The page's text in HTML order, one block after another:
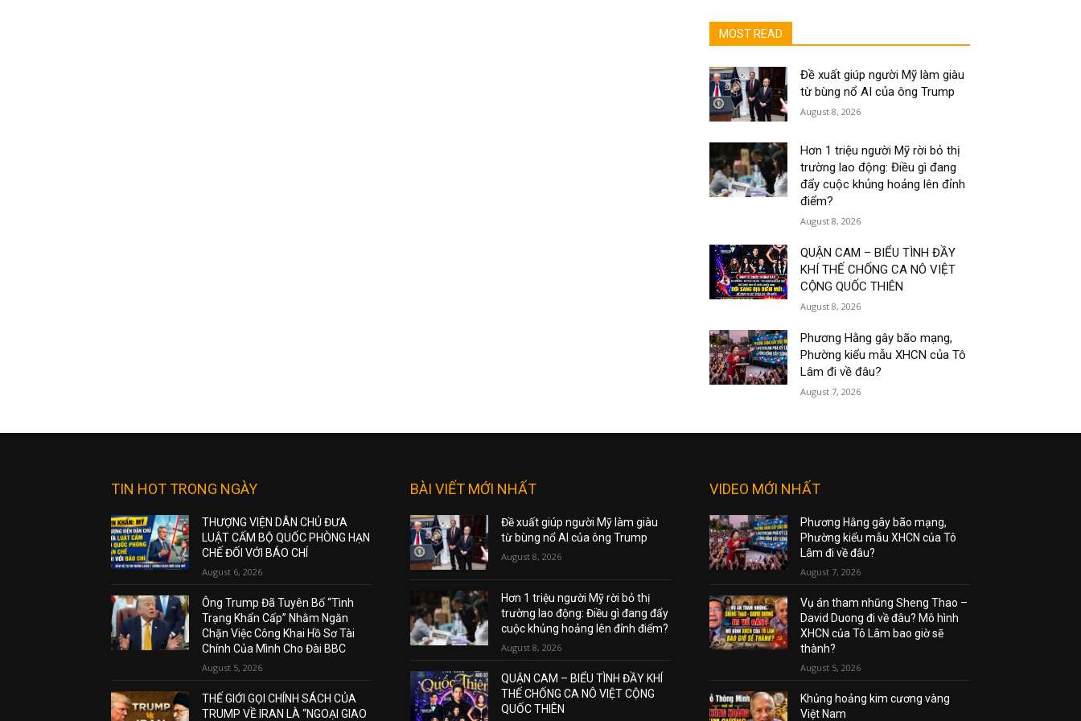
MOST READ
Đề xuất giúp người Mỹ làm giàu
từ bùng nổ AI của ông Trump
August 8, 2026
Hơn 1 triệu người Mỹ rời bỏ thị
trường lao động: Điều gì đang
đẩy cuộc khủng hoảng lên đỉnh
điểm?
August 8, 2026
QUẬN CAM – BIỂU TÌNH ĐẦY
KHÍ THẾ CHỐNG CA NÔ VIỆT
CỘNG QUỐC THIÊN
August 8, 2026
Phương Hằng gây bão mạng,
Phường kiểu mẫu XHCN của Tô
Lâm đi về đâu?
August 7, 2026
TIN HOT TRONG NGÀY
THƯỢNG VIỆN DÂN CHỦ ĐƯA
LUẬT CẤM BỘ QUỐC PHÒNG HẠN
CHẾ ĐỐI VỚI BÁO CHÍ
August 6, 2026
Ông Trump Đã Tuyên Bố “Tình
Trạng Khẩn Cấp” Nhằm Ngăn
Chặn Việc Công Khai Hồ Sơ Tài
Chính Của Mình Cho Đài BBC
August 5, 2026
THẾ GIỚI GỌI CHÍNH SÁCH CỦA
TRUMP VỀ IRAN LÀ “NGOẠI GIAO
BÀI VIẾT MỚI NHẤT
Đề xuất giúp người Mỹ làm giàu
từ bùng nổ AI của ông Trump
August 8, 2026
Hơn 1 triệu người Mỹ rời bỏ thị
trường lao động: Điều gì đang đẩy
cuộc khủng hoảng lên đỉnh điểm?
August 8, 2026
QUẬN CAM – BIỂU TÌNH ĐẦY KHÍ
THẾ CHỐNG CA NÔ VIỆT CỘNG
QUỐC THIÊN
VIDEO MỚI NHẤT
Phương Hằng gây bão mạng,
Phường kiểu mẫu XHCN của Tô
Lâm đi về đâu?
August 7, 2026
Vụ án tham nhũng Sheng Thao –
David Duong đi về đâu? Mô hình
XHCN của Tô Lâm bao giờ sẽ
thành?
August 5, 2026
Khủng hoảng kim cương vàng
Việt Nam